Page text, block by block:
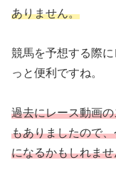
ありません。
競馬を予想する際
っと便利ですね。
過去にレース動画
もありましたので
になるかもしれま